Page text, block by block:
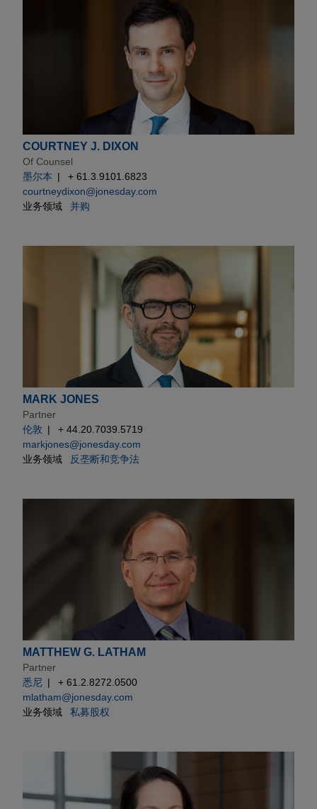
COURTNEY J. DIXON
Of Counsel
墨尔本
+ 61.3.9101.6823
courtneydixon@jonesday.com
业务领域
并购
MARK JONES
Partner
伦敦
+ 44.20.7039.5719
markjones@jonesday.com
业务领域
反垄断和竞争法
MATTHEW G. LATHAM
Partner
悉尼
+ 61.2.8272.0500
mlatham@jonesday.com
业务领域
私募股权